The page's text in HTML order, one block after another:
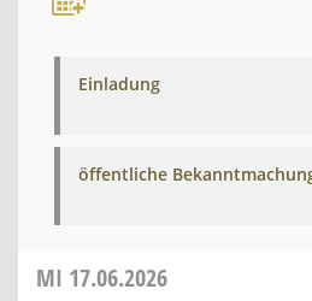
Einladung
öffentliche
MI 17.06.2026